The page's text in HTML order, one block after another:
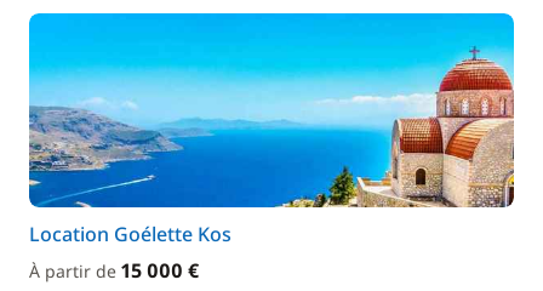
Location Goélette Kos
À partir de 15 000 €